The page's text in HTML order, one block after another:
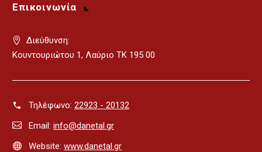
Επικοινωνία
Διεύθυνση:
Κουντουριώτου 1, Λαύριο ΤΚ 195 00
Τηλέφωνο: 22923 - 20132
Email: info@danetal.gr
Website: www.danetal.gr